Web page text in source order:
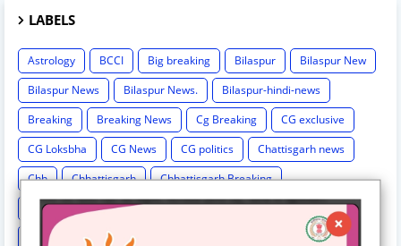
LABELS
Astrology BCCI Big breaking Bilaspur
Bilaspur New
Bilaspur News
Bilaspur News.
Bilaspur-hindi-news
Breaking
Breaking News Cg Breaking
CG exclusive
CG Loksbha
CG News CG politics
Chattisgarh news
Chh
Chhattisgarh
Chhattisgarh Breaking
Chhattisgarh New
Chhattisgarh News
Chhattisgarh News.
Chhattisgarh-hindi-news
Cricket